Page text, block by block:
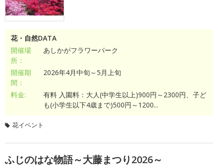
花・自然DATA
開催場
所：
あしかがフラワーパーク
開催期
間：
2026年4月中旬～5月上旬
料金:
有料 入園料：大人(中学生以上)900円～2300円、子ど
も(小学生以下4歳まで)500円～1200...
花イベント
ふじのはな物語～大藤まつり2026～